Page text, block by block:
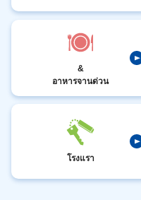
&
อาหารจานด่วน
โรงแรา